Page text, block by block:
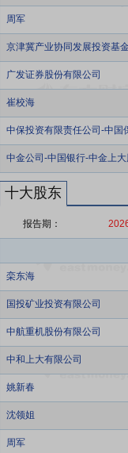
周军
京津冀产业协同发展投资基
广发证券股份有限公司
崔校海
中保投资有限责任公司-中国
中金公司-中国银行-中金上
十大股东
报告期：
栾东海
国投矿业投资有限公司
中航重机股份有限公司
中和上大有限公司
姚新春
沈领姐
周军